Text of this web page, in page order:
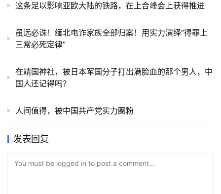
这条足以影响亚欧大陆的铁路，在上合峰会上获得推进
虽远必诛！缅北电诈家族全部归案！用实力演绎“得罪上
三常必死定律”
在靖国神社，被日本军国分子打出满脸血的那个男人，中
国人还记得吗？
人间值得，被中国共产党实力圈粉
发表回复
You must be logged in to post a comment...